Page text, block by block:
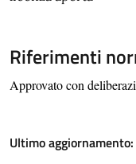
Riferimenti
Approvato con
Ultimo aggiornamento: